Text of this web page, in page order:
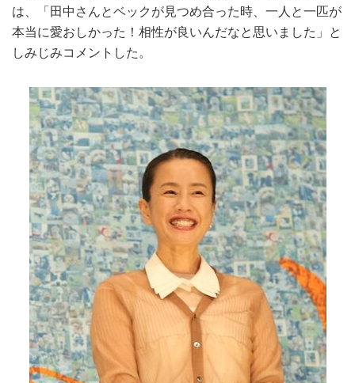
は、「田中さんとベックが見つめ合った時、一人と一匹が
本当に愛おしかった！相性が良いんだなと思いました」と
しみじみコメントした。